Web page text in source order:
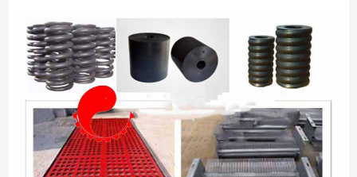
垫圈。 ●振动结构和所有连接的可运行部件（例如，弹簧等），必须能
够正常运行。振动筛的任何部分均不应碰撞固定的部件（例如，溜槽，平
台），也不应在有聚集送料状态下进行工作。 ●要经常地检查筛板并及
时地清理粘附物料。要在发生完全失效之前进行修复或更换磨损的筛板模
块或松动的筛板模块以防止损坏其它筛机部件或其他相关设备。 ●及时
更换损坏的弹簧。除了处理不当或在弹簧圈中堆积物料之外，在正常情况
下，弹簧具有很长使用寿命，一个弹簧出现故障可表明整套弹簧接近了使
用期限。我们建议：如果发现一个弹簧有故障，那么，要更换在该支承部